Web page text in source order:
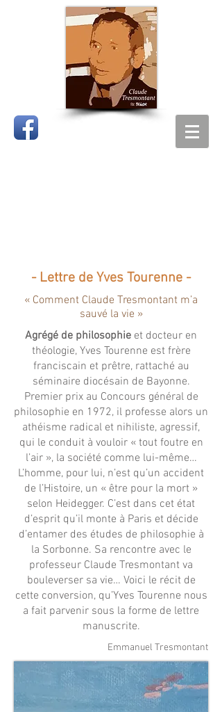
- Lettre de Yves Tourenne -
« Comment Claude Tresmontant m’a
sauvé la vie »
Agrégé de philosophie et docteur en
théologie, Yves Tourenne est frère
franciscain et prêtre, rattaché au
séminaire diocésain de Bayonne.
Premier prix au Concours général de
philosophie en 1972, il professe alors un
athéisme radical et nihiliste, agressif,
qui le conduit à vouloir « tout foutre en
l’air », la société comme lui-même…
L’homme, pour lui, n’est qu’un accident
de l’Histoire, un « être pour la mort »
selon Heidegger. C’est dans cet état
d’esprit qu’il monte à Paris et décide
d’entamer des études de philosophie à
la Sorbonne. Sa rencontre avec le
professeur Claude Tresmontant va
bouleverser sa vie… Voici le récit de
cette conversion, qu’Yves Tourenne nous
a fait parvenir sous la forme de lettre
manuscrite.
Emmanuel Tresmontant